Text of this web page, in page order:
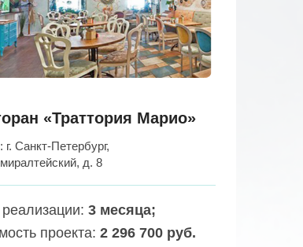
«Траттория Марио»
г. Санкт-Петербург,
д. 8
3 месяца;
проекта: 2 296 700 руб.